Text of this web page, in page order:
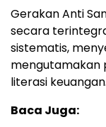
Gerakan Anti
secara
sistematis,
mengutamakan
literasi keuangan.
Baca Juga: